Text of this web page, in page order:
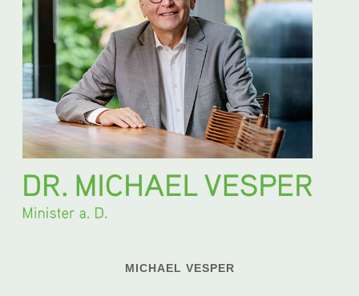
MICHAEL VESPER